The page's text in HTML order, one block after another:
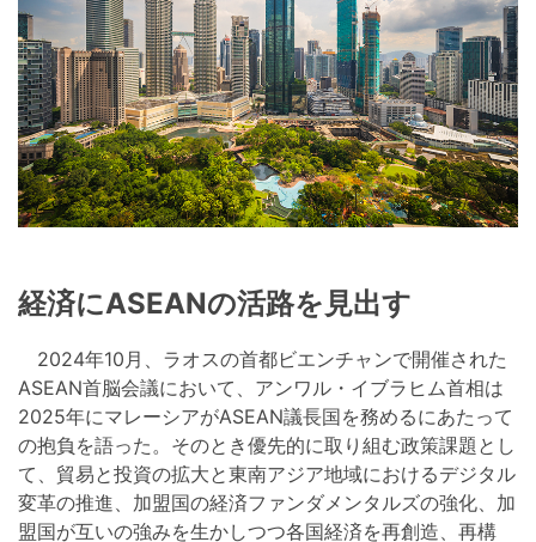
経済にASEANの活路を見出す
2024年10月、ラオスの首都ビエンチャンで開催された
ASEAN首脳会議において、アンワル・イブラヒム首相は
2025年にマレーシアがASEAN議長国を務めるにあたって
の抱負を語った。そのとき優先的に取り組む政策課題とし
て、貿易と投資の拡大と東南アジア地域におけるデジタル
変革の推進、加盟国の経済ファンダメンタルズの強化、加
盟国が互いの強みを生かしつつ各国経済を再創造、再構